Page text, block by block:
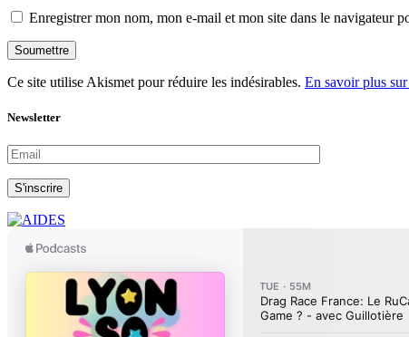
Enregistrer mon nom, mon e-mail et mon site dans le navigateur
Soumettre
Ce site utilise Akismet pour réduire les indésirables. En savoir plus
Newsletter
S'inscrire